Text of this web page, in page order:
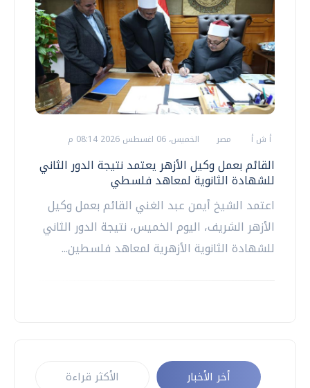
أ ش أ مصر الخميس، 06 اغسطس 2026 08:14 م
القائم بعمل وكيل الأزهر يعتمد نتيجة الدور الثاني
للشهادة الثانوية لمعاهد فلسطي
اعتمد الشيخ أيمن عبد الغني القائم بعمل وكيل
الأزهر الشريف، اليوم الخميس، نتيجة الدور الثاني
للشهادة الثانوية الأزهرية لمعاهد فلسطين...
أخر الأخبار الأكثر قراءة